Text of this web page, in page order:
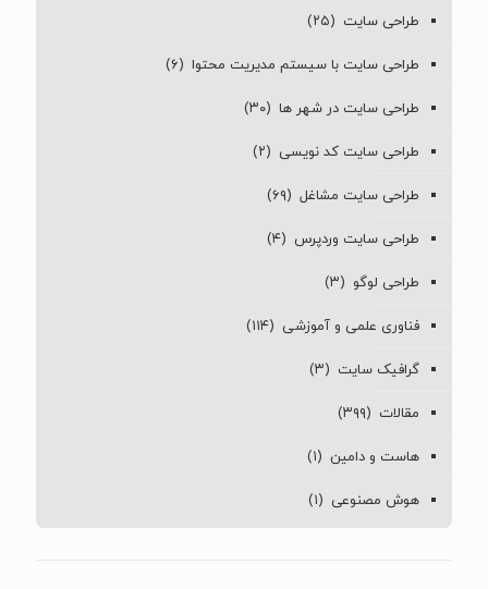
طراحی سایت (۲۵)
طراحی سایت با سیستم مدیریت محتوا (۶)
طراحی سایت در شهر ها (۳۰)
طراحی سایت کد نویسی (۲)
طراحی سایت مشاغل (۶۹)
طراحی سایت وردپرس (۴)
طراحی لوگو (۳)
فناوری علمی و آموزشی (۱۱۴)
گرافیک سایت (۳)
مقالات (۳۹۹)
هاست و دامین (۱)
هوش مصنوعی (۱)